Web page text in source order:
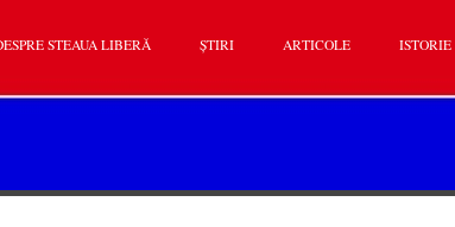
STEAUA LIBERĂ ȘTIRI ARTICOLE ISTORIE